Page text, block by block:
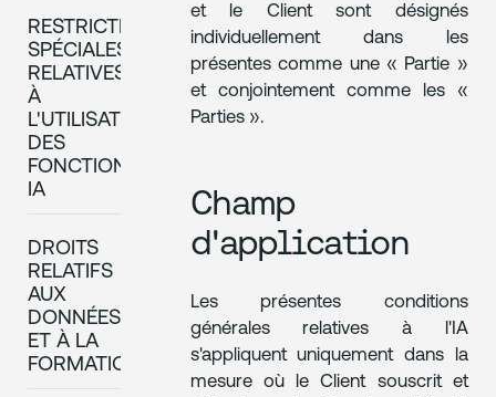
RESTRICTIONS
SPÉCIALES
RELATIVES
À
L'UTILISATION
DES
FONCTIONNALITÉS
IA
DROITS
RELATIFS
AUX
DONNÉES
ET À LA
FORMATION
et le Client sont désignés
individuellement dans les
présentes comme une « Partie »
et conjointement comme les «
Parties ».
Champ
d'application
Les présentes conditions
générales relatives à l'IA
s'appliquent uniquement dans la
mesure où le Client souscrit et